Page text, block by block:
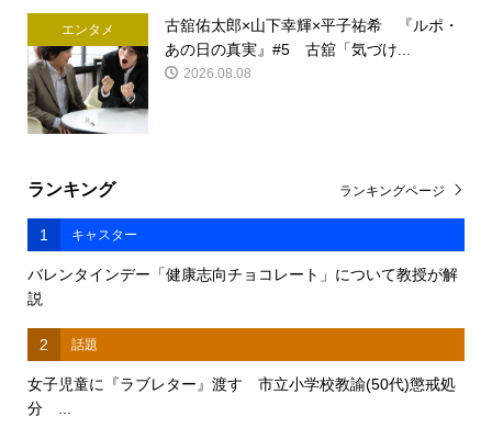
エンタメ
古舘佑太郎×山下幸輝×平子祐希 『ルポ・
あの日の真実』#5 古舘「気づけ...
2026.08.08
ランキング
1 キャスター
バレンタインデー「健康志向チョコレート」について教授が解
説
2 話題
女子児童に『ラブレター』渡す 市立小学校教諭(50代)懲戒処
分 ...
ランキングページ